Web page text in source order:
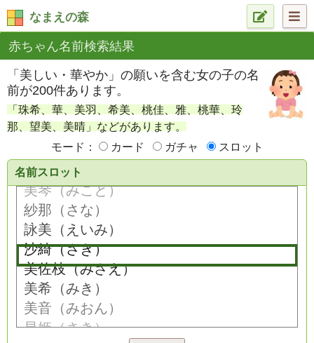
なまえの森
赤ちゃん名前検索結果
「美しい・華やか」の願いを含む女の子の名
前が200件あります。
「珠希、華、美羽、希美、桃佳、雅、桃華、玲
那、望美、美晴」などがあります。
モード：
カード ガチャ スロット
名前スロット